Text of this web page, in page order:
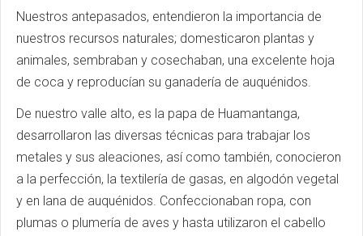
Nuestros antepasados, entendieron la importancia de
nuestros recursos naturales; domesticaron plantas y
animales, sembraban y cosechaban, una excelente hoja
de coca y reproducían su ganadería de auquénidos.
De nuestro valle alto, es la papa de Huamantanga,
desarrollaron las diversas técnicas para trabajar los
metales y sus aleaciones, así como también, conocieron
a la perfección, la textilería de gasas, en algodón vegetal
y en lana de auquénidos. Confeccionaban ropa, con
plumas o plumería de aves y hasta utilizaron el cabello